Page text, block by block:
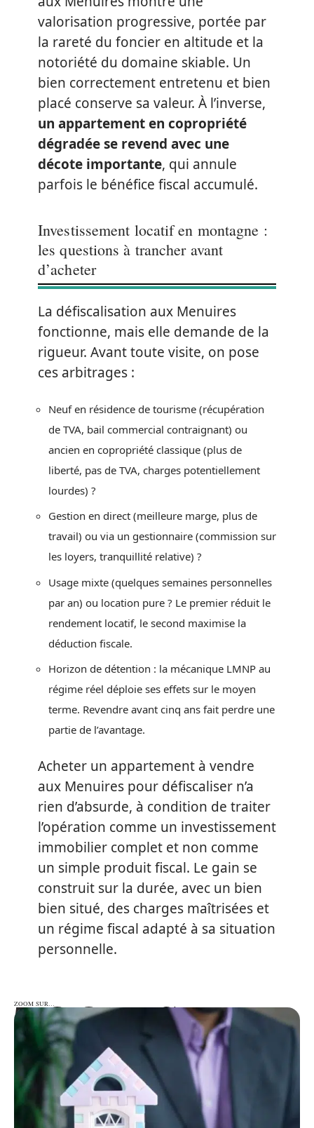
valorisation progressive, portée par
la rareté du foncier en altitude et la
notoriété du domaine skiable. Un
bien correctement entretenu et bien
placé conserve sa valeur. À l’inverse,
un appartement en copropriété
dégradée se revend avec une
décote importante, qui annule
parfois le bénéfice fiscal accumulé.
Investissement locatif en montagne :
les questions à trancher avant
d’acheter
La défiscalisation aux Menuires
fonctionne, mais elle demande de la
rigueur. Avant toute visite, on pose
ces arbitrages :
Neuf en résidence de tourisme (récupération
de TVA, bail commercial contraignant) ou
ancien en copropriété classique (plus de
liberté, pas de TVA, charges potentiellement
lourdes) ?
Gestion en direct (meilleure marge, plus de
travail) ou via un gestionnaire (commission sur
les loyers, tranquillité relative) ?
Usage mixte (quelques semaines personnelles
par an) ou location pure ? Le premier réduit le
rendement locatif, le second maximise la
déduction fiscale.
Horizon de détention : la mécanique LMNP au
régime réel déploie ses effets sur le moyen
terme. Revendre avant cinq ans fait perdre une
partie de l’avantage.
Acheter un appartement à vendre
aux Menuires pour défiscaliser n’a
rien d’absurde, à condition de traiter
l’opération comme un investissement
immobilier complet et non comme
un simple produit fiscal. Le gain se
construit sur la durée, avec un bien
bien situé, des charges maîtrisées et
un régime fiscal adapté à sa situation
personnelle.
ZOOM SUR…
ZOOM SUR…